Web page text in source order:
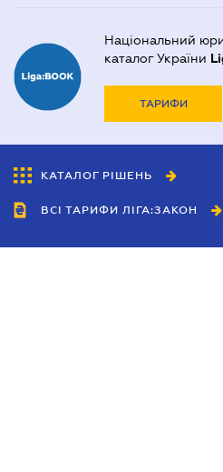
Національний
каталог України
ТАРИФИ
КАТАЛОГ РІШЕНЬ
ВСІ ТАРИФИ ЛІГА:ЗАКОН